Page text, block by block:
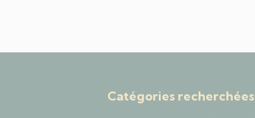
Catégories recherchées